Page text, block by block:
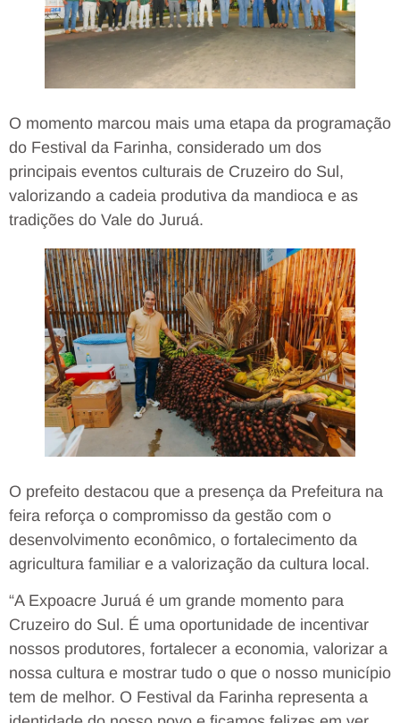
O momento marcou mais uma etapa da programação
do Festival da Farinha, considerado um dos
principais eventos culturais de Cruzeiro do Sul,
valorizando a cadeia produtiva da mandioca e as
tradições do Vale do Juruá.
O prefeito destacou que a presença da Prefeitura na
feira reforça o compromisso da gestão com o
desenvolvimento econômico, o fortalecimento da
agricultura familiar e a valorização da cultura local.
“A Expoacre Juruá é um grande momento para
Cruzeiro do Sul. É uma oportunidade de incentivar
nossos produtores, fortalecer a economia, valorizar a
nossa cultura e mostrar tudo o que o nosso município
tem de melhor. O Festival da Farinha representa a